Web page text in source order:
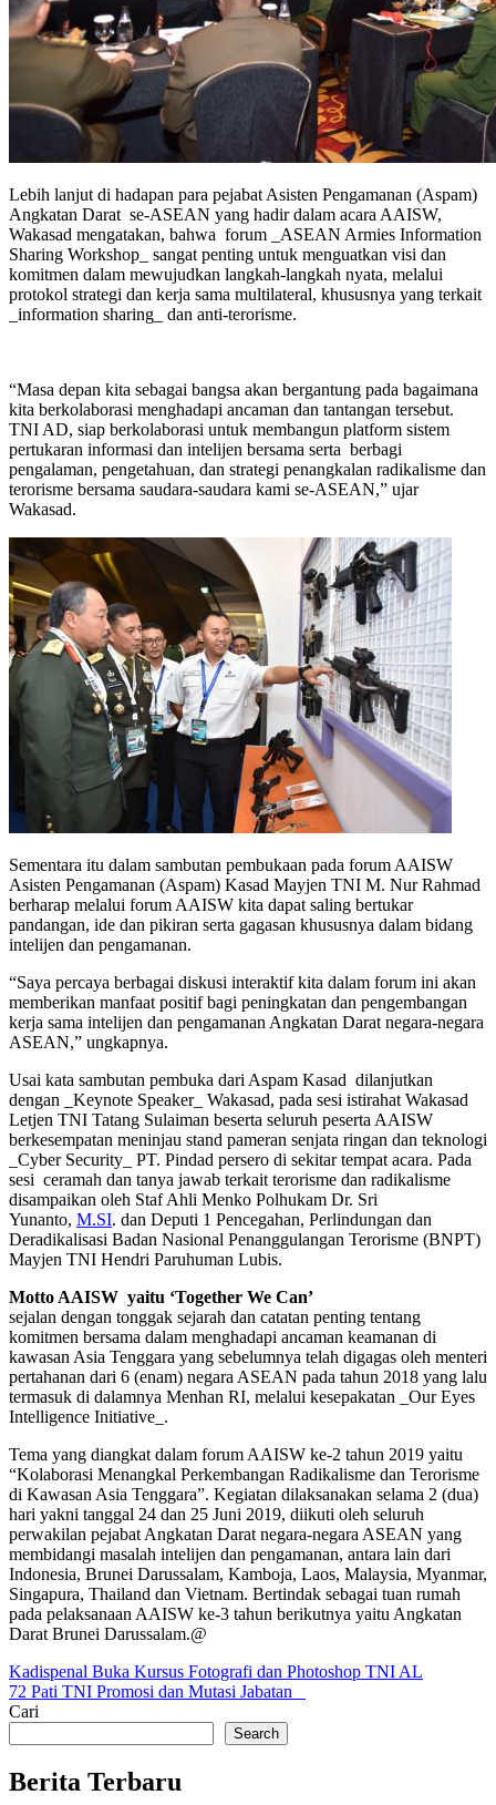
Lebih lanjut di hadapan para pejabat Asisten Pengamanan (Aspam)
Angkatan Darat se-ASEAN yang hadir dalam acara AAISW,
Wakasad mengatakan, bahwa forum _ASEAN Armies Information
Sharing Workshop_ sangat penting untuk menguatkan visi dan
komitmen dalam mewujudkan langkah-langkah nyata, melalui
protokol strategi dan kerja sama multilateral, khususnya yang terkait
_information sharing_ dan anti-terorisme.
“Masa depan kita sebagai bangsa akan bergantung pada bagaimana
kita berkolaborasi menghadapi ancaman dan tantangan tersebut.
TNI AD, siap berkolaborasi untuk membangun platform sistem
pertukaran informasi dan intelijen bersama serta berbagi
pengalaman, pengetahuan, dan strategi penangkalan radikalisme dan
terorisme bersama saudara-saudara kami se-ASEAN,” ujar
Wakasad.
Sementara itu dalam sambutan pembukaan pada forum AAISW
Asisten Pengamanan (Aspam) Kasad Mayjen TNI M. Nur Rahmad
berharap melalui forum AAISW kita dapat saling bertukar
pandangan, ide dan pikiran serta gagasan khususnya dalam bidang
intelijen dan pengamanan.
“Saya percaya berbagai diskusi interaktif kita dalam forum ini akan
memberikan manfaat positif bagi peningkatan dan pengembangan
kerja sama intelijen dan pengamanan Angkatan Darat negara-negara
ASEAN,” ungkapnya.
Usai kata sambutan pembuka dari Aspam Kasad dilanjutkan
dengan _Keynote Speaker_ Wakasad, pada sesi istirahat Wakasad
Letjen TNI Tatang Sulaiman beserta seluruh peserta AAISW
berkesempatan meninjau stand pameran senjata ringan dan teknologi
_Cyber Security_ PT. Pindad persero di sekitar tempat acara. Pada
sesi ceramah dan tanya jawab terkait terorisme dan radikalisme
disampaikan oleh Staf Ahli Menko Polhukam Dr. Sri
Yunanto, M.SI. dan Deputi 1 Pencegahan, Perlindungan dan
Deradikalisasi Badan Nasional Penanggulangan Terorisme (BNPT)
Mayjen TNI Hendri Paruhuman Lubis.
Motto AAISW yaitu ‘Together We Can’
sejalan dengan tonggak sejarah dan catatan penting tentang
komitmen bersama dalam menghadapi ancaman keamanan di
kawasan Asia Tenggara yang sebelumnya telah digagas oleh menteri
pertahanan dari 6 (enam) negara ASEAN pada tahun 2018 yang lalu
termasuk di dalamnya Menhan RI, melalui kesepakatan _Our Eyes
Intelligence Initiative_.
Tema yang diangkat dalam forum AAISW ke-2 tahun 2019 yaitu
“Kolaborasi Menangkal Perkembangan Radikalisme dan Terorisme
di Kawasan Asia Tenggara”. Kegiatan dilaksanakan selama 2 (dua)
hari yakni tanggal 24 dan 25 Juni 2019, diikuti oleh seluruh
perwakilan pejabat Angkatan Darat negara-negara ASEAN yang
membidangi masalah intelijen dan pengamanan, antara lain dari
Indonesia, Brunei Darussalam, Kamboja, Laos, Malaysia, Myanmar,
Singapura, Thailand dan Vietnam. Bertindak sebagai tuan rumah
pada pelaksanaan AAISW ke-3 tahun berikutnya yaitu Angkatan
Darat Brunei Darussalam.@
Post
navigation
Kadispenal Buka Kursus Fotografi dan Photoshop TNI AL
72 Pati TNI Promosi dan Mutasi Jabatan
Cari
Search
Berita Terbaru